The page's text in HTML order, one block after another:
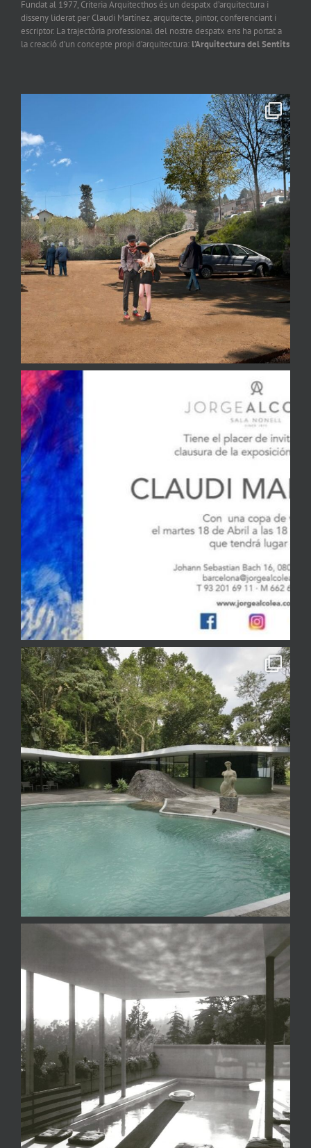
Fundat al 1977, Criteria Arquitecthos és un despatx d’arquitectura i
disseny liderat per Claudi Martínez, arquitecte, pintor, conferenciant i
escriptor. La trajectòria professional del nostre despatx ens ha portat a
la creació d’un concepte propi d’arquitectura: l’Arquitectura del Sentits